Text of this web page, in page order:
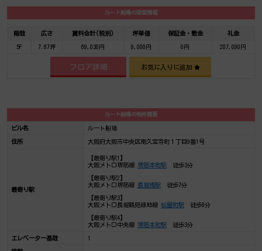
ルート船場の空室情報
階数 広さ 賃料合計(税別) 坪単価 保証金・敷金 礼金
5F 7.67坪 69,030円 9,000円 0円 207,090円
フロア詳細 お気に入りに追加
ルート船場の物件概要
ビル名 ルート船場
住所 大阪府大阪市中央区南久宝寺町１丁目9番1号
最寄り駅
【最寄り駅1】
大阪メトロ堺筋線 堺筋本町駅徒歩3分
【最寄り駅2】
大阪メトロ堺筋線 長堀橋駅徒歩7分
【最寄り駅3】
大阪メトロ長堀鶴見緑地線 松屋町駅徒歩8分
【最寄り駅4】
大阪メトロ中央線 堺筋本町駅徒歩3分
エレベーター基数 1